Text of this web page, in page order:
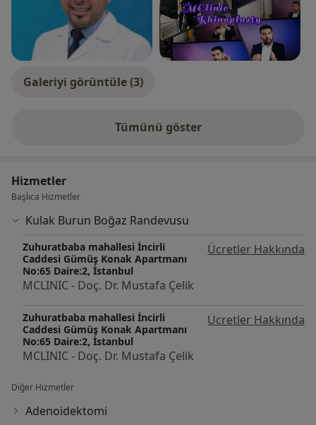
uygulamaları, burun estetiği, horlama ve uyku apnesi
cerrahisi, maksillofasyal cerrahi ve baş boyun
kanserleri ile ilgilenmektedir.
Hastalarıyla daha iyi ilgilenmek ve etik ilkeler
çerçevesinde hekimlik yapmak için kendi kliniğinde
Galeriyi görüntüle (3)
Tümünü gösterdeneyim hakkında
Hizmetler
Başlıca Hizmetler
Kulak Burun Boğaz Randevusu
Zuhuratbaba mahallesi İncirli
Caddesi Gümüş Konak Apartmanı
No:65 Daire:2, İstanbul
Ücretler Hakkında
MCLINIC - Doç. Dr. Mustafa Çelik
Zuhuratbaba mahallesi İncirli
Caddesi Gümüş Konak Apartmanı
No:65 Daire:2, İstanbul
Ücretler Hakkında
MCLINIC - Doç. Dr. Mustafa Çelik
Diğer Hizmetler
Adenoidektomi